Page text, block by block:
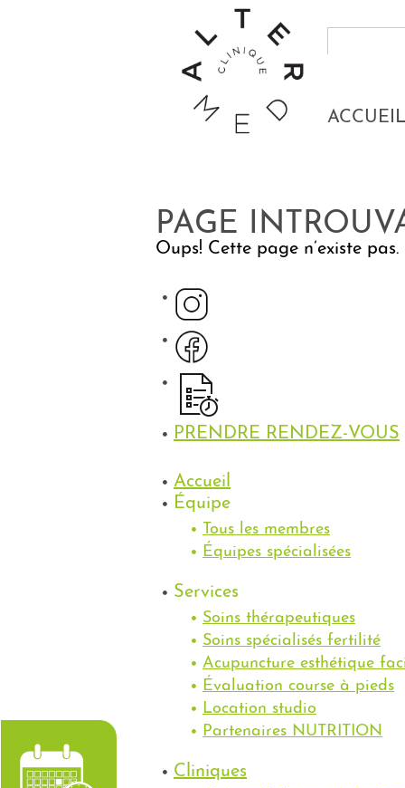
ACCUEIL
PAGE
Oups! Cette page n’existe
PRENDRE RENDEZ-VOUS
Accueil
Équipe
Tous les membres
Équipes spécialisées
Services
Soins thérapeutiques
Soins spécialisés fertilité
Acupuncture esthétique
Évaluation course à pieds
Location studio
Partenaires NUTRITION
Cliniques